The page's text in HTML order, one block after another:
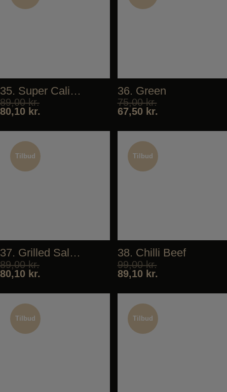
Tilbud
35. Super California
89,00kr.
80,10 kr.
Tilbud
36. Green
75,00kr.
67,50 kr.
Tilbud
Tilbud
37. Grilled Salmon
89,00kr.
80,10 kr.
Tilbud
Tilbud
38. Chilli Beef
99,00kr.
89,10 kr.
Tilbud
Tilbud
Tilbud